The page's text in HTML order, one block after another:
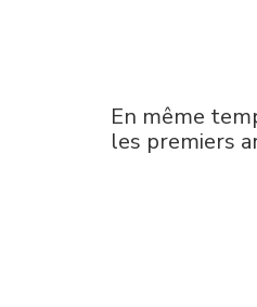
En même
les premiers